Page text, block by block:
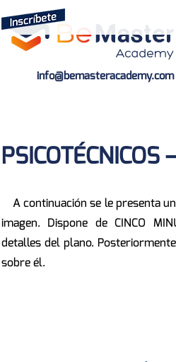
info@bemasteracademy.com
PSICOTÉCNICOS
A continuación se le presenta
imagen. Dispone de CINCO
detalles del plano.
sobre él.